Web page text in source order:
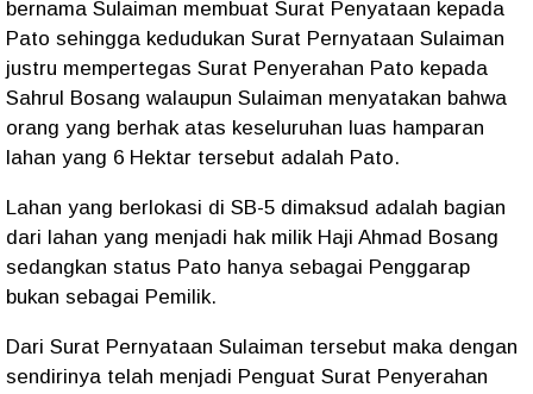
bernama Sulaiman membuat Surat Penyataan kepada
Pato sehingga kedudukan Surat Pernyataan Sulaiman
justru mempertegas Surat Penyerahan Pato kepada
Sahrul Bosang walaupun Sulaiman menyatakan bahwa
orang yang berhak atas keseluruhan luas hamparan
lahan yang 6 Hektar tersebut adalah Pato.
Lahan yang berlokasi di SB-5 dimaksud adalah bagian
dari lahan yang menjadi hak milik Haji Ahmad Bosang
sedangkan status Pato hanya sebagai Penggarap
bukan sebagai Pemilik.
Dari Surat Pernyataan Sulaiman tersebut maka dengan
sendirinya telah menjadi Penguat Surat Penyerahan